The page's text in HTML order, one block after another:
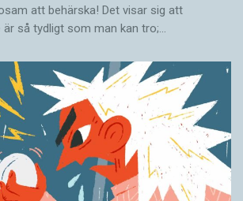
att behärska! Det visar sig att
så tydligt som man kan tro;…